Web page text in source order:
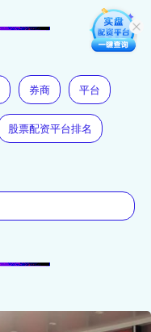
券商 平台
股票配资平台排名